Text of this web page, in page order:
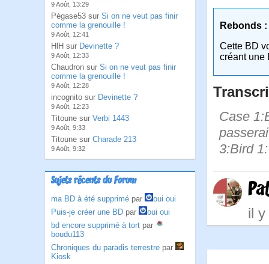
9 Août, 13:29
Pégase53 sur Si on ne veut pas finir
comme la grenouille !
9 Août, 12:41
HlH sur Devinette ?
9 Août, 12:33
Chaudron sur Si on ne veut pas finir
comme la grenouille !
9 Août, 12:28
incognito sur Devinette ?
9 Août, 12:23
Titoune sur Verbi 1443
9 Août, 9:33
Titoune sur Charade 213
9 Août, 9:32
Sujets récents du Forum
ma BD à été supprimé par
oui oui
Puis-je créer une BD par
oui oui
bd encore supprimé à tort par
boudu113
Chroniques du paradis terrestre par
Kiosk
Rebonds :
Cette BD
créant une
Case
3:Bird
il y